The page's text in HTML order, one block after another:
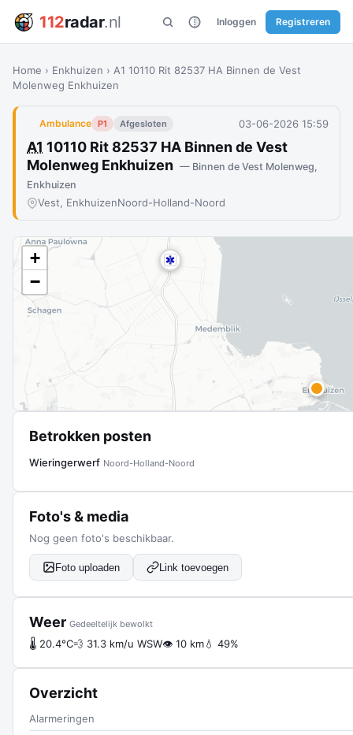
112radar.nl Inloggen Registreren
Home › Enkhuizen › A1 10110 Rit 82537 HA Binnen de Vest
Molenweg Enkhuizen
Ambulance P1 Afgesloten 03-06-2026 15:59
A1 10110 Rit 82537 HA Binnen de Vest
Molenweg Enkhuizen — Binnen de Vest Molenweg,
Enkhuizen
Vest, EnkhuizenNoord-Holland-Noord
+
−
Betrokken posten
Wieringerwerf Noord-Holland-Noord
Foto's & media
Nog geen foto's beschikbaar.
Foto uploaden Link toevoegen
Weer Gedeeltelijk bewolkt
🌡 20.4°C💨 31.3 km/u WSW👁 10 km💧 49%
Overzicht
Alarmeringen